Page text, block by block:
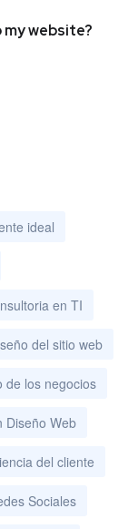
website?
ideal
en TI
del sitio web
de los negocios
Diseño Web
del cliente
Sociales